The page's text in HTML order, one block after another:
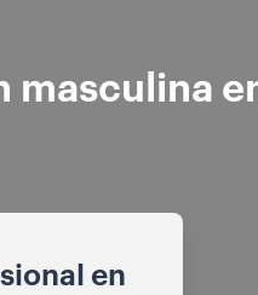
masculina
en